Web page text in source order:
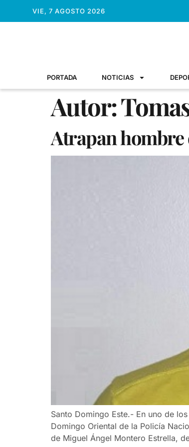
VIE, 7 AGOSTO 2026
PORTADA NOTICIAS
Autor:
Atrapan hombre
Santo Domingo Este.- En uno de
Domingo Oriental de la Policía
de Miguel Ángel Montero Estrella,